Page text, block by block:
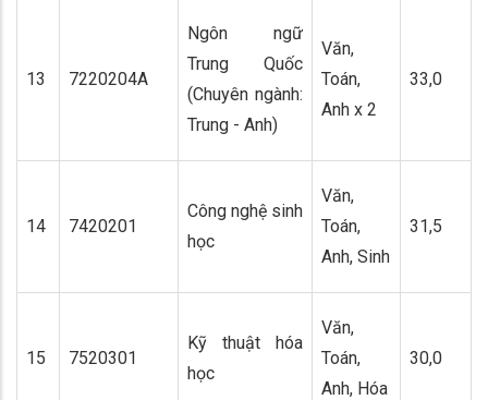
13 7220204A
Ngôn ngữ
Trung Quốc
(Chuyên ngành:
Trung - Anh)
Văn,
Toán,
Anh x 2
33,0
14 7420201
Công nghệ sinh
học
Văn,
Toán,
Anh, Sinh
31,5
15 7520301
Kỹ thuật hóa
học
Văn,
Toán,
Anh, Hóa
30,0